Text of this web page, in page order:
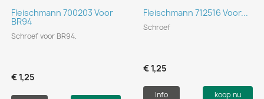
Fleischmann 700203 Voor
BR94
Schroef voor BR94.
€ 1,25
Fleischmann 712516 Voor...
Schroef
€ 1,25
Info koop nu